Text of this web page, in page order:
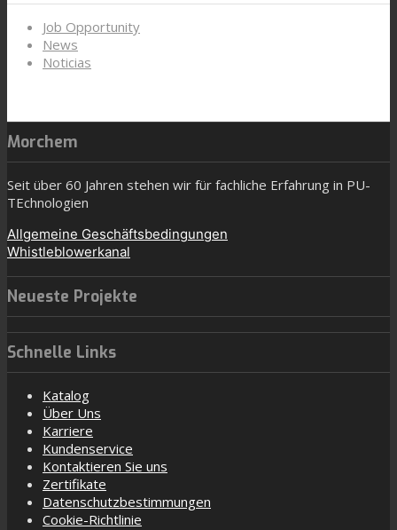
Job Opportunity
News
Noticias
Morchem
Seit über 60 Jahren stehen wir für fachliche Erfahrung in PU-
TEchnologien
Allgemeine Geschäftsbedingungen
Whistleblowerkanal
Neueste Projekte
Schnelle Links
Katalog
Über Uns
Karriere
Kundenservice
Kontaktieren Sie uns
Zertifikate
Datenschutzbestimmungen
Cookie-Richtlinie